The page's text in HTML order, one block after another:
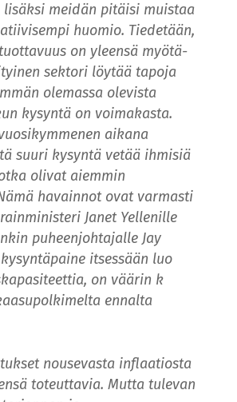
lisäksi meidän pitäisi muistaa
huomio. Tiedetään,
on yleensä myötä-
sektori löytää tapoja
olemassa olevista
kysyntä on voimakasta.
aikana
suuri kysyntä vetää ihmisiä
olivat aiemmin
havainnot ovat varmasti
Janet Yellenille
puheenjohtajalle Jay
itsessään luo
on väärin k
ennalta
nousevasta inflaatiosta
toteuttavia. Mutta tulevan